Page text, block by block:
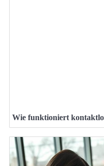
Wie funktioniert